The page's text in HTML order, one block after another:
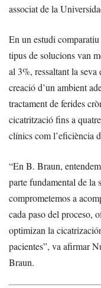
associat de la
En un estudi
tipus de solucions van
al 3%, ressaltant la
creació d’un ambient
tractament de ferides
cicatrització fins a
clínics com l’eficiència
“En B. Braun,
parte fundamental de la
comprometemos a
cada paso del proceso,
optimizan la
pacientes”, va afirmar
Braun.